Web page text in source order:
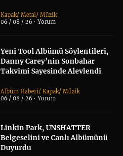
Kapak/Metal/Müzik
06 / 08 / 26 •Yorum
Yeni Tool Albümü Söylentileri,
Danny Carey’nin Sonbahar
Takvimi Sayesinde Alevlendi
Albüm Haberi/Kapak/Müzik
06 / 08 / 26 •Yorum
Linkin Park, UNSHATTER
Belgeselini ve Canlı Albümünü
Duyurdu